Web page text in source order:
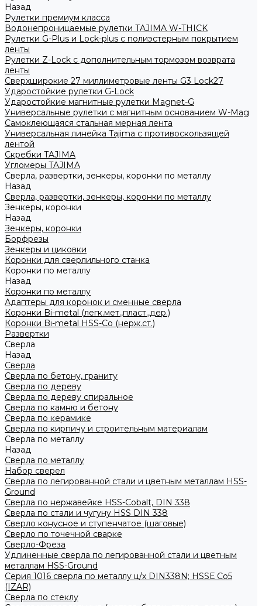
Назад
Рулетки премиум класса
Водонепроницаемые рулетки TAJIMA W-THICK
Рулетки G-Plus и Lock-plus с полиэстерным покрытием
ленты
Рулетки Z-Lock с дополнительным тормозом возврата
ленты
Сверхширокие 27 миллиметровые ленты G3 Lock27
Ударостойкие рулетки G-Lock
Ударостойкие магнитные рулетки Magnet-G
Универсальные рулетки с магнитным основанием W-Mag
Самоклеющаяся стальная мерная лента
Универсальная линейка Tajima с противоскользящей
лентой
Скребки TAJIMA
Угломеры TAJIMA
Сверла, развертки, зенкеры, коронки по металлу
Назад
Сверла, развертки, зенкеры, коронки по металлу
Зенкеры, коронки
Назад
Зенкеры, коронки
Борфрезы
Зенкеры и циковки
Коронки для сверлильного станка
Коронки по металлу
Назад
Коронки по металлу
Адаптеры для коронок и сменные сверла
Коронки Bi-metal (легк.мет.,пласт.,дер.)
Коронки Bi-metal HSS-Co (нерж.ст.)
Развертки
Сверла
Назад
Сверла
Сверла по бетону, граниту
Сверла по дереву
Сверла по дереву спиральное
Сверла по камню и бетону
Сверла по керамике
Сверла по кирпичу и строительным материалам
Сверла по металлу
Назад
Сверла по металлу
Набор сверел
Сверла по легированной стали и цветным металлам HSS-
Ground
Сверла по нержавейке HSS-Cobalt, DIN 338
Сверла по стали и чугуну HSS DIN 338
Сверло конусное и ступенчатое (шаговые)
Сверло по точечной сварке
Сверло-Фреза
Удлиненные сверла по легированной стали и цветным
металлам HSS-Ground
Серия 1016 сверла по металлу ц/х DIN338N; HSSЕ Со5
(IZAR)
Сверла по стеклу